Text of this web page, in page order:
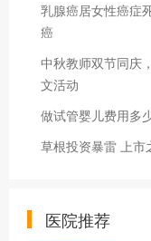
乳腺癌居女性癌症
癌
中秋教师双节同庆
文活动
做试管婴儿费用多
草根投资暴雷 上市
医院推荐